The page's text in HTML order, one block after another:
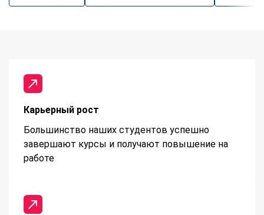
Карьерный рост
Большинство наших студентов успешно
завершают курсы и получают повышение на
работе